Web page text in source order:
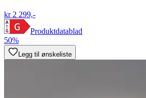
kr 2 299,-
Produktdatablad
50%
Legg til ønskeliste